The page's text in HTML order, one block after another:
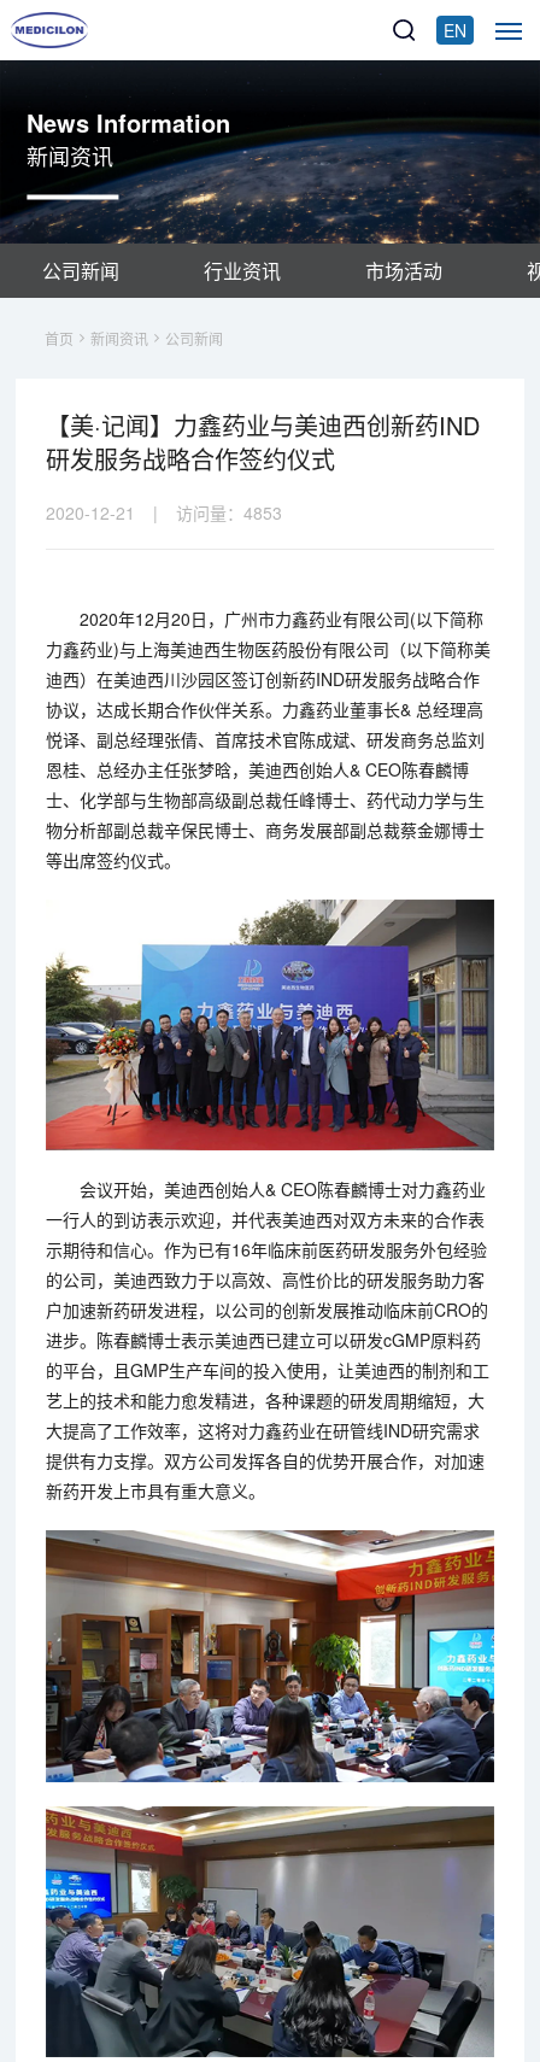
EN
News Information
新闻资讯
公司新闻 行业资讯 市场活动
首页 新闻资讯 公司新闻
【美·记闻】力鑫药业与美迪西创新药IND
研发服务战略合作签约仪式
2020-12-21 | 访问量：4853
2020年12月20日，广州市力鑫药业有限公司(以下简称
力鑫药业)与上海美迪西生物医药股份有限公司（以下简称美
迪西）在美迪西川沙园区签订创新药IND研发服务战略合作
协议，达成长期合作伙伴关系。力鑫药业董事长& 总经理高
悦译、副总经理张倩、首席技术官陈成斌、研发商务总监刘
恩桂、总经办主任张梦晗，美迪西创始人& CEO陈春麟博
士、化学部与生物部高级副总裁任峰博士、药代动力学与生
物分析部副总裁辛保民博士、商务发展部副总裁蔡金娜博士
等出席签约仪式。
会议开始，美迪西创始人& CEO陈春麟博士对力鑫药业
一行人的到访表示欢迎，并代表美迪西对双方未来的合作表
示期待和信心。作为已有16年临床前医药研发服务外包经验
的公司，美迪西致力于以高效、高性价比的研发服务助力客
户加速新药研发进程，以公司的创新发展推动临床前CRO的
进步。陈春麟博士表示美迪西已建立可以研发cGMP原料药
的平台，且GMP生产车间的投入使用，让美迪西的制剂和工
艺上的技术和能力愈发精进，各种课题的研发周期缩短，大
大提高了工作效率，这将对力鑫药业在研管线IND研究需求
提供有力支撑。双方公司发挥各自的优势开展合作，对加速
新药开发上市具有重大意义。